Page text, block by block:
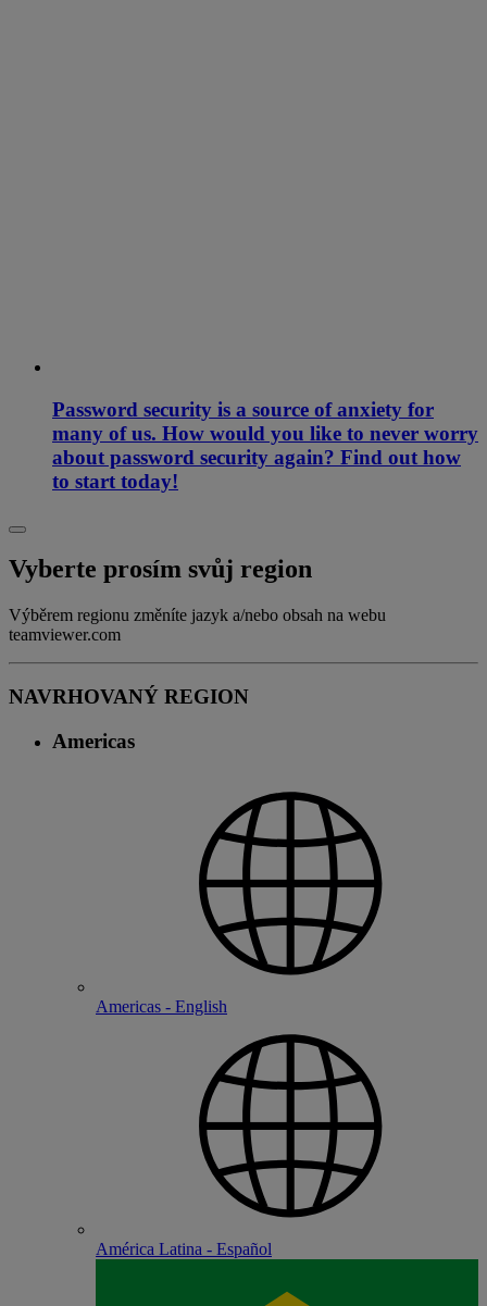
Password security is a source of anxiety for
many of us. How would you like to never worry
about password security again? Find out how
to start today!
Vyberte prosím svůj region
Výběrem regionu změníte jazyk a/nebo obsah na webu
teamviewer.com
NAVRHOVANÝ REGION
Americas
Americas - English
América Latina - Español